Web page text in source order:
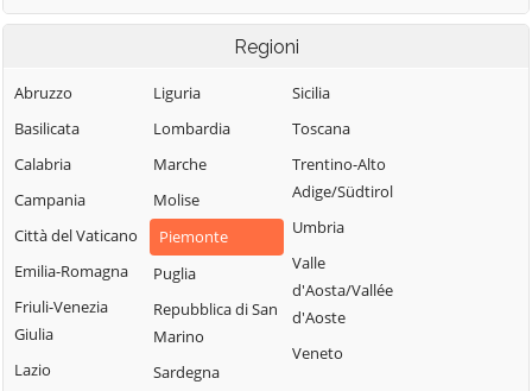
Borbera
Borgo San
Martino
Borgoratto
Alessandrino
Bosco Marengo
Grondona
Guazzora
Sant'Antonio
Ricaldone
Rocchetta Ligure
Rosignano
Sala Monferrato
Sale
Regioni
Abruzzo
Basilicata
Calabria
Campania
Città del Vaticano
Emilia-Romagna
Friuli-Venezia
Giulia
Lazio
Liguria
Lombardia
Marche
Molise
Piemonte
Puglia
Repubblica di San
Marino
Sardegna
Sicilia
Toscana
Trentino-Alto
Adige/Südtirol
Umbria
Valle
d'Aosta/Vallée
d'Aoste
Veneto